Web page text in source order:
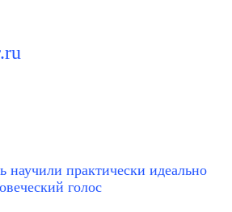
научили практически идеально
голос